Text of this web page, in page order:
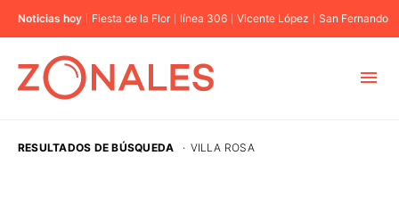
Noticias hoy Fiesta de la Flor línea 306 Vicente López San Fernando
RESULTADOS DE BÚSQUEDA · VILLA ROSA